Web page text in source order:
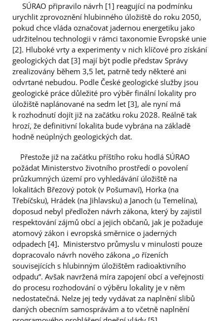
SÚRAO připravilo návrh [1] reagující na podmínku
urychlit zprovoznění hlubinného úložiště do roku 2050,
pokud chce vláda označovat jadernou energetiku jako
udržitelnou technologii v rámci taxonomie Evropské unie
[2]. Hluboké vrty a experimenty v nich klíčové pro získání
geologických dat [3] mají být podle představ Správy
zrealizovány během 3,5 let, patrně tedy některé ani
odvrtané nebudou. Podle České geologické služby jsou
geologické práce důležité pro výběr finální lokality pro
úložiště naplánované na sedm let [3], ale nyní má
k rozhodnutí dojít již na začátku roku 2028. Reálně tak
hrozí, že definitivní lokalita bude vybrána na základě
hodně neúplných geologických dat.
Přestože již na začátku příštího roku hodlá SÚRAO
požádat Ministerstvo životního prostředí o povolení
průzkumných území pro vyhledávání úložiště na
lokalitách Březový potok (v Pošumaví), Horka (na
Třebíčsku), Hrádek (na Jihlavsku) a Janoch (u Temelína),
doposud nebyl předložen návrh zákona, který by zajistil
respektování zájmů obcí a jejich občanů, jak je požaduje
atomový zákon i evropská směrnice o jaderných
odpadech [4]. Ministerstvo průmyslu v minulosti pouze
dopracovalo návrh nového zákona „o řízeních
souvisejících s hlubinným úložištěm radioaktivního
odpadu“. Avšak navržená míra zapojení obcí a veřejnosti
do procesu rozhodování o výběru lokality je v něm
nedostatečná. Nelze jej tedy vydávat za naplnění slibů
daných obecním samosprávám a to včetně naplnění